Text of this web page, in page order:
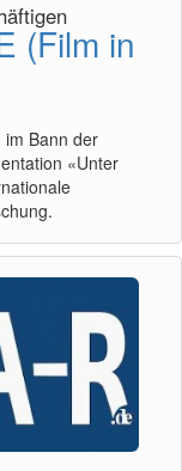
(Film in
im Bann der
«Unter